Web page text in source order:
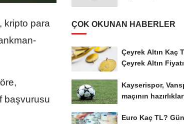
kripto para
başvurusu
ÇOK OKUNAN HABERLER
Çeyrek Altın Kaç
Çeyrek Altın
Kayserispor,
maçının
Euro Kaç TL?